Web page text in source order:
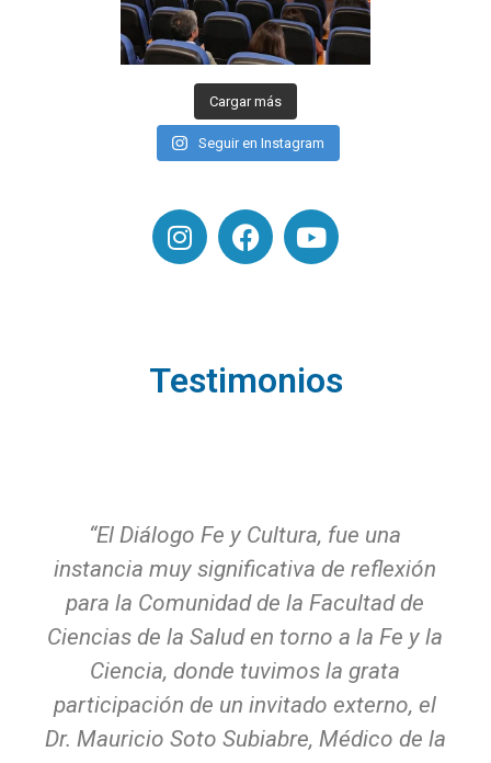
Cargar más
Seguir en Instagram
Testimonios
“El Diálogo Fe y Cultura, fue una
instancia muy significativa de reflexión
para la Comunidad de la Facultad de
Ciencias de la Salud en torno a la Fe y la
Ciencia, donde tuvimos la grata
participación de un invitado externo, el
Dr. Mauricio Soto Subiabre, Médico de la